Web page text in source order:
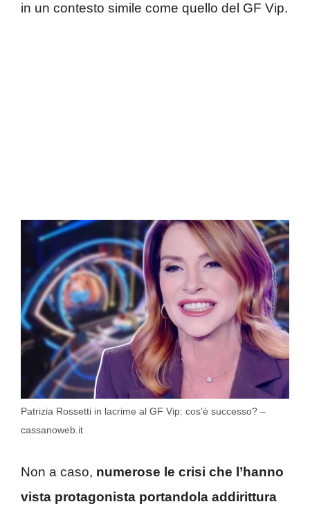
in un contesto simile come quello del GF Vip.
Patrizia Rossetti in lacrime al GF Vip: cos’è successo? –
cassanoweb.it
Non a caso, numerose le crisi che l’hanno
vista protagonista portandola addirittura